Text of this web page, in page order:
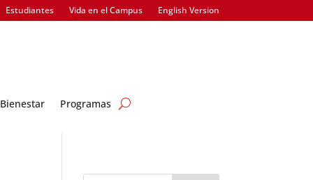
Estudiantes Vida en el Campus English Version
Bienestar Programas